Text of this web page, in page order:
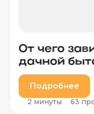
От чего
дачной
Подробнее
2 минуты 63